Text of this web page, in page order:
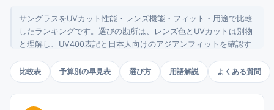
サングラスをUVカット性能・レンズ機能・フィット・用途で比較
したランキングです。選びの勘所は、レンズ色とUVカットは別物
と理解し、UV400表記と日本人向けのアジアンフィットを確認す
用途別に10本を整理しました。
比較表 予算別の早見表 選び方 用語解説 よくある質問